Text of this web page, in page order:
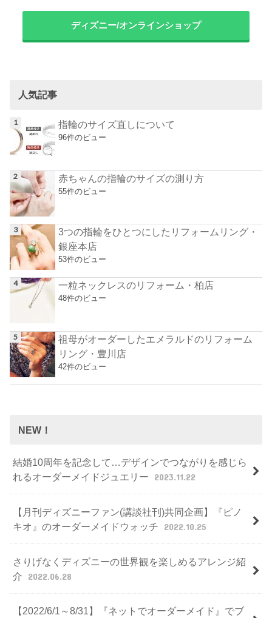
ディズニー/オンラインショップ
人気記事
指輪のサイズ直しについて
96件のビュー
赤ちゃんの指輪のサイズの測り方
55件のビュー
3つの指輪をひとつにしたリフォームリング・
銀座本店
53件のビュー
一粒ネックレスのリフォーム・柏店
48件のビュー
祖母がオーダーしたエメラルドのリフォーム
リング・豊川店
42件のビュー
NEW！
結婚10周年を記念して…デザインでつながりを感じら
れるオーダーメイドジュエリー
2023.11.22
【月刊ディズニーファン(講談社刊)共同企画】『ピノ
キオ』のオーダーメイドウォッチ
2022.10.25
さりげなくディズニーの世界観を楽しめるアレンジ紹
介
2022.06.28
【2022/6/1～8/31】『ネットでオーダーメイド』でブ